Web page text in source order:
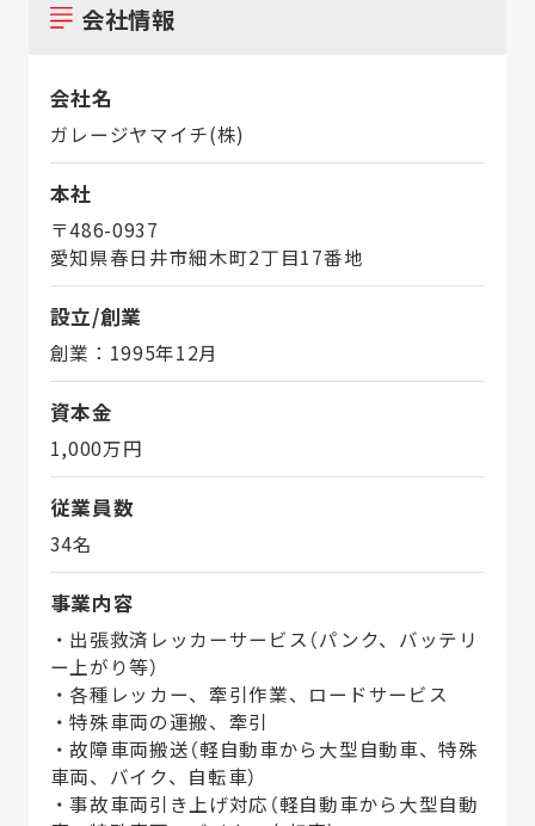
会社情報
会社名
ガレージヤマイチ(株)
本社
〒486-0937
愛知県春日井市細木町2丁目17番地
設立/創業
創業：1995年12月
資本金
1,000万円
従業員数
34名
事業内容
・出張救済レッカーサービス（パンク、バッテリ
ー上がり等）
・各種レッカー、牽引作業、ロードサービス
・特殊車両の運搬、牽引
・故障車両搬送（軽自動車から大型自動車、特殊
車両、バイク、自転車）
・事故車両引き上げ対応（軽自動車から大型自動